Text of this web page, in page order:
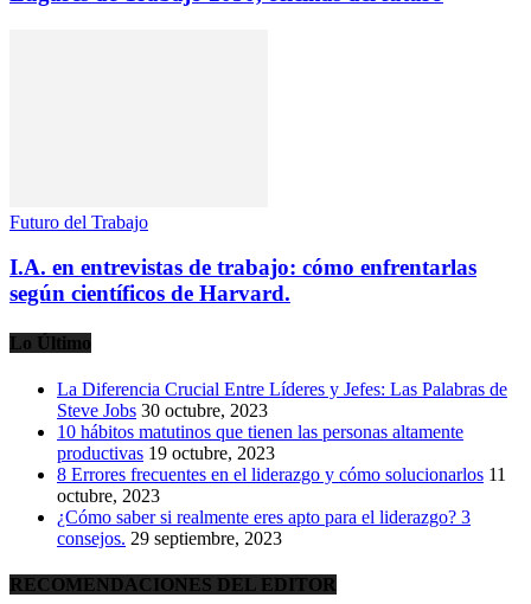
Futuro del Trabajo
I.A. en entrevistas de trabajo: cómo enfrentarlas
según científicos de Harvard.
Lo Último
La Diferencia Crucial Entre Líderes y Jefes: Las Palabras de
Steve Jobs 30 octubre, 2023
10 hábitos matutinos que tienen las personas altamente
productivas 19 octubre, 2023
8 Errores frecuentes en el liderazgo y cómo solucionarlos 11
octubre, 2023
¿Cómo saber si realmente eres apto para el liderazgo? 3
consejos. 29 septiembre, 2023
RECOMENDACIONES DEL EDITOR